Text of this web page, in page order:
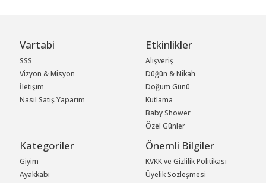
Vartabi
SSS
Vizyon & Misyon
İletişim
Nasıl Satış Yaparım
Etkinlikler
Alışveriş
Düğün & Nikah
Doğum Günü
Kutlama
Baby Shower
Özel Günler
Kategoriler
Giyim
Ayakkabı
Önemli Bilgiler
KVKK ve Gizlilik Politikası
Üyelik Sözleşmesi